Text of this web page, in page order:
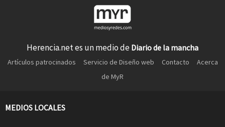
Herencia.net es un medio de Diario de la mancha
Artículos patrocinados Servicio de Diseño web Contacto
Acerca
de MyR
MEDIOS LOCALES